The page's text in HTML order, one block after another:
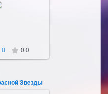
0 0.0
Звезды